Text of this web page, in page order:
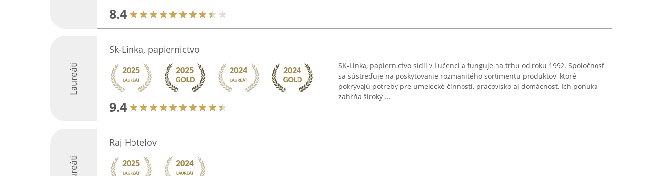
8.4
Laureáti
Sk-Linka, papiernictvo
9.4
SK-Linka, papiernictvo sídli v Lučenci a funguje na trhu od roku 1992. Spoločnosť
sa sústreďuje na poskytovanie rozmanitého sortimentu produktov, ktoré
pokrývajú potreby pre umelecké činnosti, pracovisko aj domácnosť. Ich ponuka
zahŕňa široký ...
Raj Hotelov